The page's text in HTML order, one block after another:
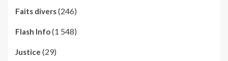
Faits divers(246)
Flash Info(1 548)
Justice (29)